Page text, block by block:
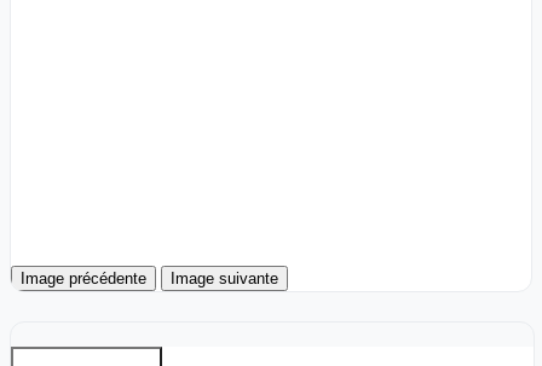
Image précédente Image suivante